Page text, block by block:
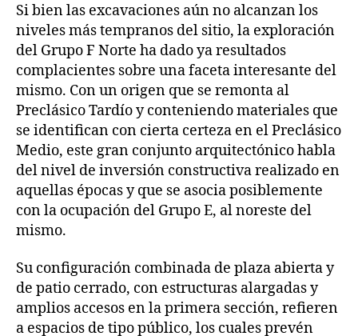
Si bien las excavaciones aún no alcanzan los
niveles más tempranos del sitio, la exploración
del Grupo F Norte ha dado ya resultados
complacientes sobre una faceta interesante del
mismo. Con un origen que se remonta al
Preclásico Tardío y conteniendo materiales que
se identifican con cierta certeza en el Preclásico
Medio, este gran conjunto arquitectónico habla
del nivel de inversión constructiva realizado en
aquellas épocas y que se asocia posiblemente
con la ocupación del Grupo E, al noreste del
mismo.
Su configuración combinada de plaza abierta y
de patio cerrado, con estructuras alargadas y
amplios accesos en la primera sección, refieren
a espacios de tipo público, los cuales prevén